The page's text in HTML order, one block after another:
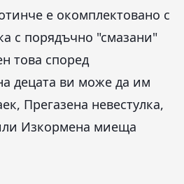
е окомплектовано с
с порядъчно "смазани"
това според
децата ви може да им
Прегазена невестулка,
Изкормена миеща